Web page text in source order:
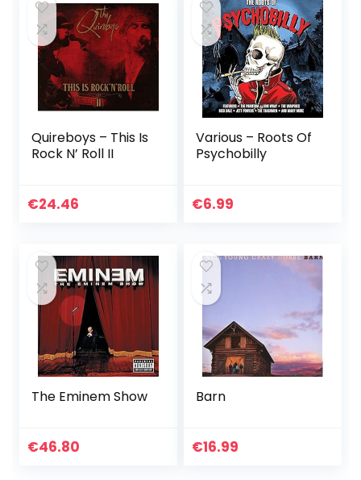
Quireboys – This Is
Rock N’ Roll II
€24.46
Various – Roots Of
Psychobilly
€6.99
The Eminem Show
€46.80
Barn
€16.99